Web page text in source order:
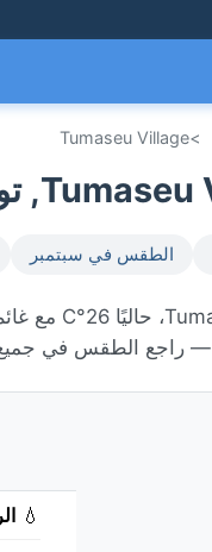
>
Tumaseu Village
الطقس في سبتمبر
— راجع الطقس في جميع
💧